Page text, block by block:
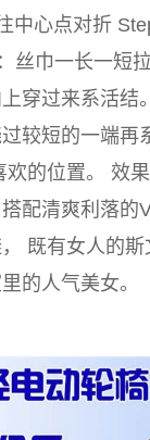
中心点对折
丝巾一长一短
穿过来系活结
过较短的一端再
的位置。 效
配清爽利落的
既有女人的斯
的人气美女。